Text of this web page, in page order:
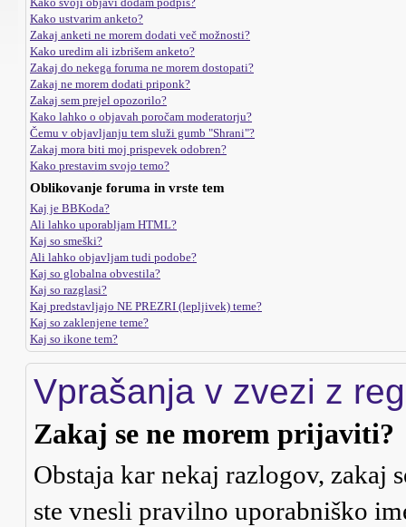
Kako ustvarim anketo?
Zakaj anketi ne morem dodati več možnosti?
Kako uredim ali izbrišem anketo?
Zakaj do nekega foruma ne morem dostopati?
Zakaj ne morem dodati priponk?
Zakaj sem prejel opozorilo?
Kako lahko o objavah poročam moderatorju?
Čemu v objavljanju tem služi gumb "Shrani"?
Zakaj mora biti moj prispevek odobren?
Kako prestavim svojo temo?
Oblikovanje foruma in vrste tem
Kaj je BBKoda?
Ali lahko uporabljam HTML?
Kaj so smeški?
Ali lahko objavljam tudi podobe?
Kaj so globalna obvestila?
Kaj so razglasi?
Kaj predstavljajo NE PREZRI (lepljivek) teme?
Kaj so zaklenjene teme?
Kaj so ikone tem?
Vprašanja v zvezi z
Zakaj se ne morem prijaviti?
Obstaja kar nekaj razlogov, zakaj
ste vnesli pravilno uporabniško